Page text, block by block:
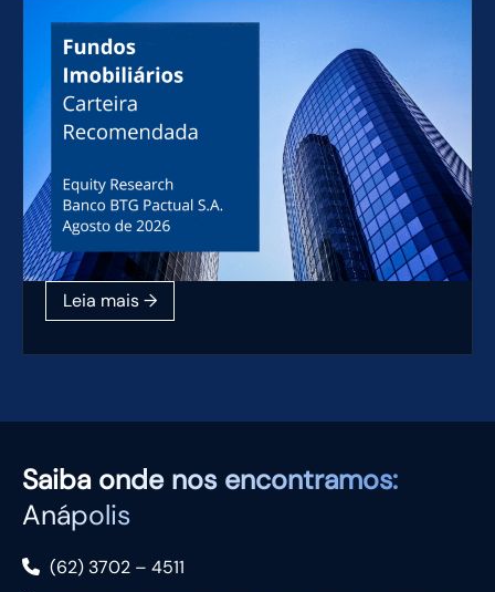
Saiba onde nos encontramos:
Anápolis
(62) 3702 – 4511